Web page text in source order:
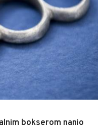
bokserom nanio